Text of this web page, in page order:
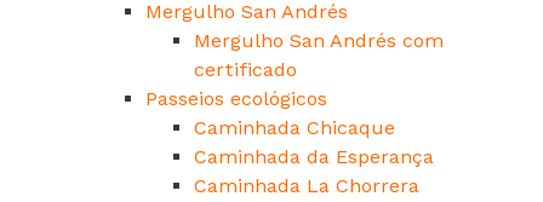
Mergulho San Andrés
Mergulho San Andrés com
certificado
Passeios ecológicos
Caminhada Chicaque
Caminhada da Esperança
Caminhada La Chorrera